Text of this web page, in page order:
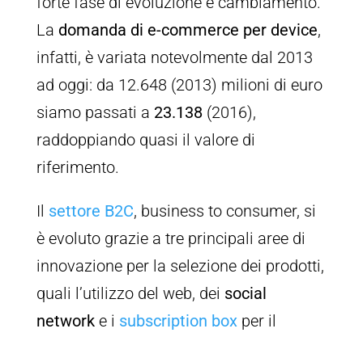
La domanda di e-commerce per device,
infatti, è variata notevolmente dal 2013
ad oggi: da 12.648 (2013) milioni di euro
siamo passati a 23.138 (2016),
raddoppiando quasi il valore di
riferimento.
Il settore B2C, business to consumer, si
è evoluto grazie a tre principali aree di
innovazione per la selezione dei prodotti,
quali l’utilizzo del web, dei social
networke i subscription boxper il